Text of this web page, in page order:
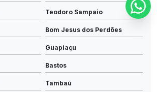
Teodoro Sampaio
Bom Jesus dos Perdões
Guapiaçu
Bastos
Tambaú